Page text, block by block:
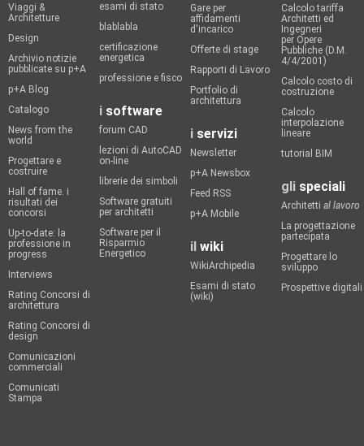
Viaggi &
Architetture
Design
Archivio notizie
pubblicate su p+A
p+A Blog
Catalogo
News from the
world
Progettare e
costruire
Hall of fame. i
risultati dei
concorsi
Up-to-date: la
professione in
progress
Interviews
Rating Concorsi di
architettura
Rating Concorsi di
design
Comunicazioni
commerciali
Comunicati
Stampa
esami di stato
blablabla
certificazione
energetica
professione e fisco
i software
forum CAD
lezioni di AutoCAD
on-line
librerie dei simboli
Software gratuiti
per architetti
Software per il
Risparmio
Energetico
Gare per
affidamenti
d'incarico
Offerte di stage
Rapporti di Lavoro
Portfolio di
architettura
i servizi
Newsletter
p+A Newsbox
Feed RSS
p+A Mobile
il wiki
WikiArchipedia
Esami di stato
(wiki)
Calcolo tariffa
Architetti ed
Ingegneri
per Opere
Pubbliche (D.M.
4/4/2001)
Calcolo costo di
costruzione
Calcolo
interpolazione
lineare
tutorial BIM
gli speciali
Architetti al lavoro
La progettazione
partecipata
Progettare lo
sviluppo
Prospettive digitali